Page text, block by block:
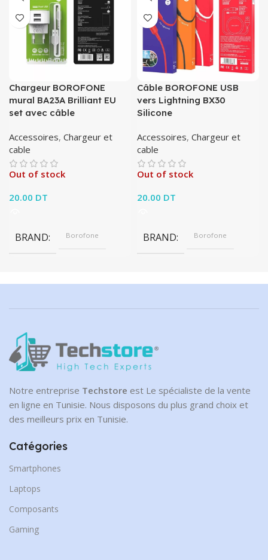
Chargeur BOROFONE
mural BA23A Brilliant EU
set avec câble
Accessoires, Chargeur et
cable
Out of stock
20.00 DT
BRAND Borofone
Câble BOROFONE USB
vers Lightning BX30
Silicone
Accessoires, Chargeur et
cable
Out of stock
20.00 DT
BRAND Borofone
Notre entreprise Techstore est Le spécialiste de la vente
en ligne en Tunisie. Nous disposons du plus grand choix et
des meilleurs prix en Tunisie.
Catégories
Smartphones
Laptops
Composants
Gaming